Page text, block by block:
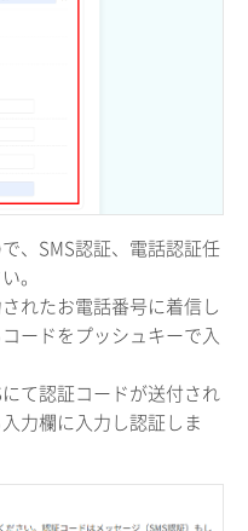
、SMS認証、電話認証任
。
れたお電話番号に着信し
ードをプッシュキーで入
て認証コードが送付され
力欄に入力し認証しま